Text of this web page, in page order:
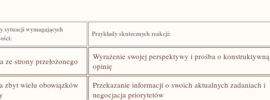
sytuacji wymagających
Przykłady skutecznych reakcji:
ze strony przełożonego
Wyrażenie ⁢swojej perspektywy i prośba o‌ konstruktywną
opinię
zbyt wielu obowiązków
Przekazanie informacji o swoich aktualnych‍ zadaniach i⁢
negocjacja priorytetów